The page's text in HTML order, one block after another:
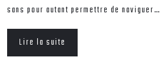
sans pour autant permettre de naviguer…
Lire la suite